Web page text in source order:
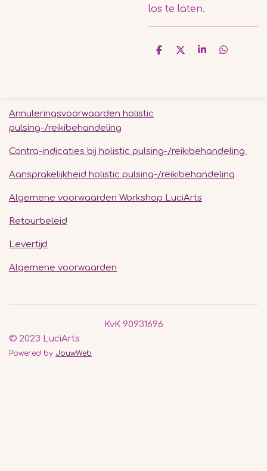
los te laten.
D
D
S
D
Annuleringsvoorwaarden holistic
pulsing-/reikibehandeling
Contra-indicaties bij holistic pulsing-/reikibehandeling
Aansprakelijkheid holistic pulsing-/reikibehandeling
Algemene voorwaarden Workshop LuciArts
Retourbeleid
Levertijd
Algemene voorwaarden
KvK 90931696
© 2023 LuciArts
Powered by JouwWeb